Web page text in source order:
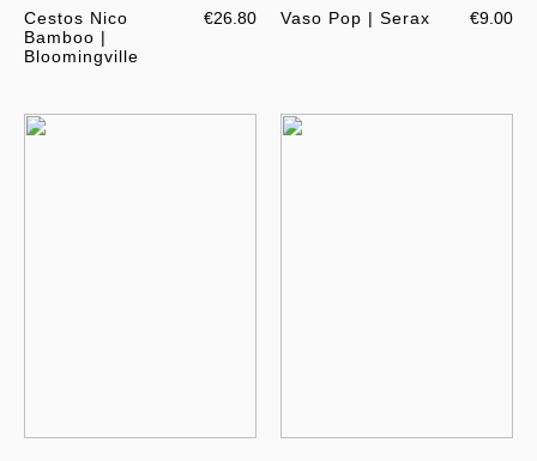
Cestos Nico
Bamboo |
Bloomingville
€26.80 Vaso Pop | Serax €9.00